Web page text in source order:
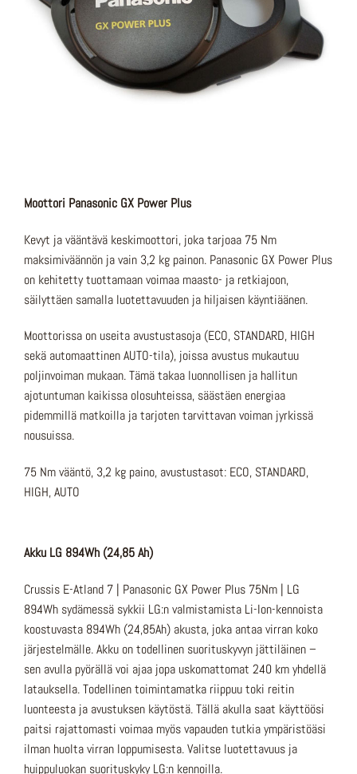
Moottori Panasonic GX Power Plus
Kevyt ja vääntävä keskimoottori, joka tarjoaa 75 Nm
maksimiväännön ja vain 3,2 kg painon. Panasonic GX Power Plus
on kehitetty tuottamaan voimaa maasto- ja retkiajoon,
säilyttäen samalla luotettavuuden ja hiljaisen käyntiäänen.
Moottorissa on useita avustustasoja (ECO, STANDARD, HIGH
sekä automaattinen AUTO-tila), joissa avustus mukautuu
poljinvoiman mukaan. Tämä takaa luonnollisen ja hallitun
ajotuntuman kaikissa olosuhteissa, säästäen energiaa
pidemmillä matkoilla ja tarjoten tarvittavan voiman jyrkissä
nousuissa.
75 Nm vääntö, 3,2 kg paino, avustustasot: ECO, STANDARD,
HIGH, AUTO
Akku LG 894Wh (24,85 Ah)
Crussis E-Atland 7 | Panasonic GX Power Plus 75Nm | LG
894Wh sydämessä sykkii LG:n valmistamista Li-Ion-kennoista
koostuvasta 894Wh (24,85Ah) akusta, joka antaa virran koko
järjestelmälle. Akku on todellinen suorituskyvyn jättiläinen –
sen avulla pyörällä voi ajaa jopa uskomattomat 240 km yhdellä
latauksella. Todellinen toimintamatka riippuu toki reitin
luonteesta ja avustuksen käytöstä. Tällä akulla saat käyttöösi
paitsi rajattomasti voimaa myös vapauden tutkia ympäristöäsi
ilman huolta virran loppumisesta. Valitse luotettavuus ja
huippuluokan suorituskyky LG:n kennoilla.